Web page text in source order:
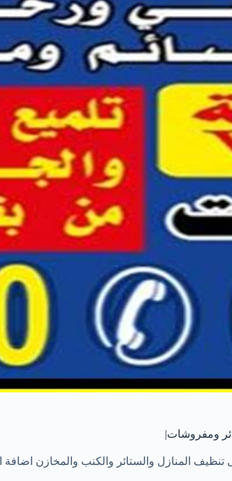
ومفروشات|
المنازل والستائر والكنب والمخازن